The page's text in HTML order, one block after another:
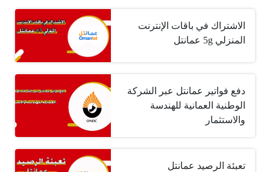
الاشتراك في باقات الإنترنت
المنزلي 5g عمانتل
دفع فواتير عمانتل عبر الشركة
الوطنية العمانية للهندسة
والاستثمار
تعبئة الرصيد عمانتل